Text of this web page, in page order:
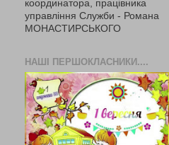
координатора, працівника
управління Служби - Романа
МОНАСТИРСЬКОГО
НАШІ ПЕРШОКЛАСНИКИ....